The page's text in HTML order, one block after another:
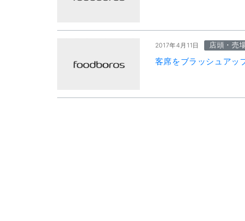
2017年4月11日 店頭・売
客席をブラッシュアッ